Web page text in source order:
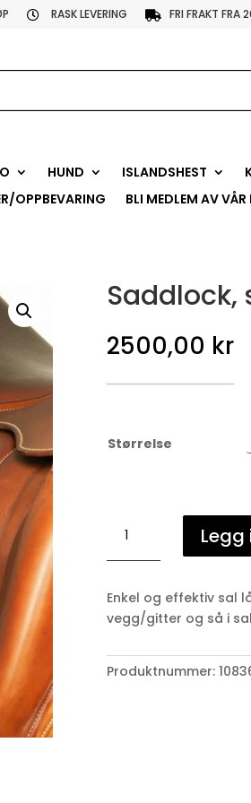
 RASK LEVERING  FRI FRAKT FRA
HUND ISLANDSHEST
OPPBEVARING BLI MEDLEM AV VÅR
Saddlock,
2500,00 kr
Størrelse
lås
Enkel og effektiv sal
vegg/gitter og så i
Produktnummer: